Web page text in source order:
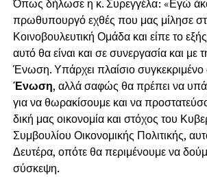
Όπως δήλωσε η κ. Συρεγγέλα: «Εγώ
πρωθυπουργό εχθές που μας μίλησε
Κοινοβουλευτική Ομάδα και είπε το
αυτό θα είναι και σε συνεργασία και
Ένωση. Υπάρχει πλαίσιο συγκεκριμένο
Ένωση, αλλά σαφώς θα πρέπει να
για να θωρακίσουμε και να
δική μας οικονομία και στόχος του
Συμβουλίου Οικονομικής Πολιτικής,
Δευτέρα, οπότε θα περιμένουμε να
σύσκεψη.